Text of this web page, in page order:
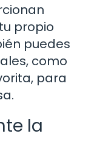
propio
puedes
como
para
la